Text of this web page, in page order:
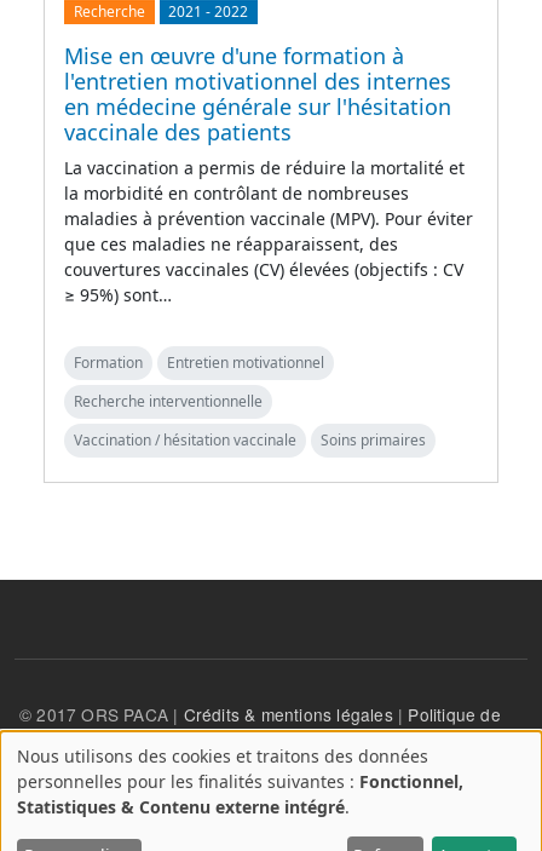
Recherche 2021 -2022
Mise en œuvre d'une formation à
l'entretien motivationnel des internes
en médecine générale sur l'hésitation
vaccinale des patients
La vaccination a permis de réduire la mortalité et
la morbidité en contrôlant de nombreuses
maladies à prévention vaccinale (MPV). Pour éviter
que ces maladies ne réapparaissent, des
couvertures vaccinales (CV) élevées (objectifs : CV
≥ 95%) sont…
Formation
Entretien motivationnel
Recherche interventionnelle
Vaccination / hésitation vaccinale
Soins primaires
© 2017 ORS PACA | Crédits & mentions légales| Politique de
confidentialité
User account menu
Se connecter
A
propos
Nous utilisons des cookies et traitons des données
personnelles pour les finalités suivantes : Fonctionnel,
Statistiques & Contenu externe intégré.